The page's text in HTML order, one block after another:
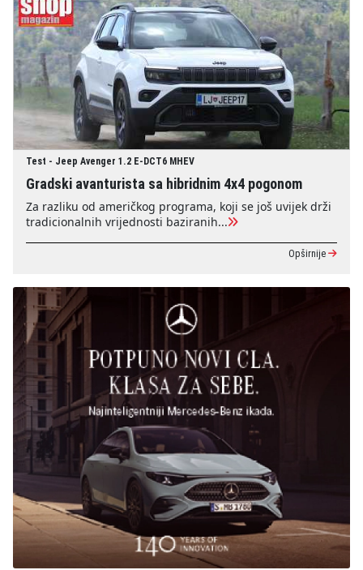
Test - Jeep Avenger 1.2 E-DCT6 MHEV
Gradski avanturista sa hibridnim 4x4 pogonom
Za razliku od američkog programa, koji se još uvijek drži
tradicionalnih vrijednosti baziranih...
Opširnije